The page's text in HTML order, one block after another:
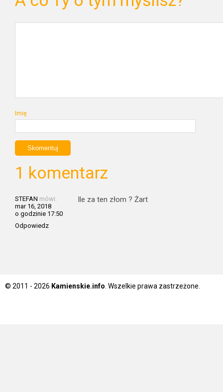
Imię
1 komentarz
STEFAN mówi:
mar 16, 2018
o godzinie 17:50
Odpowiedz
Ile za ten złom ? Żart
© 2011 - 2026 Kamienskie.info . Wszelkie prawa zastrzeżone.